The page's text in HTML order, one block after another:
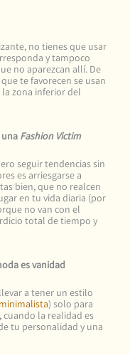
no tienes que usar
y tampoco
no aparezcan allí. De
te favorecen se usan
la zona inferior del
Fashion Victim
seguir tendencias sin
es arriesgarse a
bien, que no realcen
en tu vida diaria (por
no van con el
total de tiempo y
es vanidad
a tener un estilo
) solo para
la realidad es
tu personalidad y una